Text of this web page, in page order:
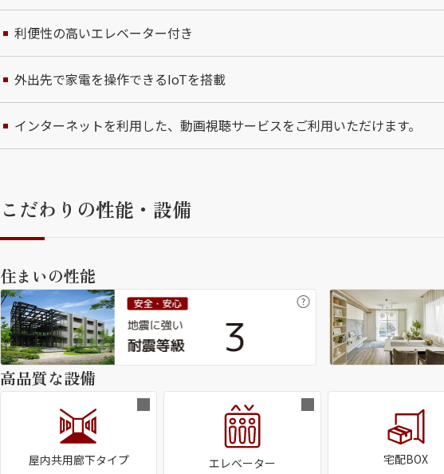
利便性の高いエレベーター付き
外出先で家電を操作できるIoTを搭載
インターネットを利用した、動画視聴サービスをご利用いただけます。
こだわりの性能・設備
住まいの性能
高品質な設備
屋内共用廊下タイプ エレベーター 宅配BOX